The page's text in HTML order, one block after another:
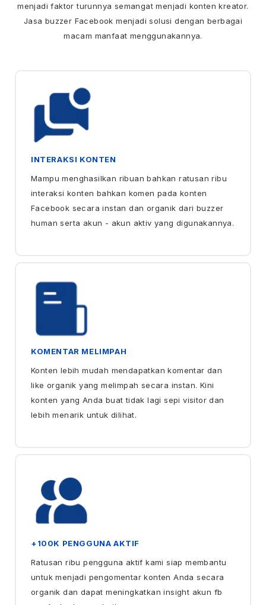
menjadi faktor turunnya semangat menjadi konten kreator.
Jasa buzzer Facebook menjadi solusi dengan berbagai
macam manfaat menggunakannya.
INTERAKSI KONTEN
Mampu menghasilkan ribuan bahkan ratusan ribu
interaksi konten bahkan komen pada konten
Facebook secara instan dan organik dari buzzer
human serta akun - akun aktiv yang digunakannya.
KOMENTAR MELIMPAH
Konten lebih mudah mendapatkan komentar dan
like organik yang melimpah secara instan. Kini
konten yang Anda buat tidak lagi sepi visitor dan
lebih menarik untuk dilihat.
+100K PENGGUNA AKTIF
Ratusan ribu pengguna aktif kami siap membantu
untuk menjadi pengomentar konten Anda secara
organik dan dapat meningkatkan insight akun fb